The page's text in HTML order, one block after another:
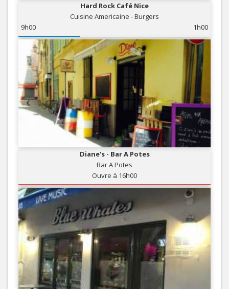
Hard Rock Café Nice
Cuisine Americaine - Burgers
9h00
1h00
Diane's - Bar A Potes
Bar A Potes
Ouvre à 16h00